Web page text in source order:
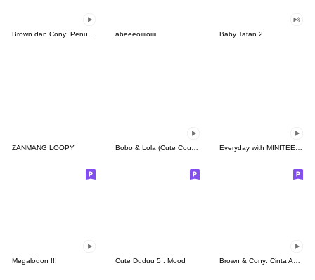
Brown dan Cony: Penuh Kasih abeeeoiiiioiiii Baby Tatan 2
ZANMANG LOOPY
Megalodon !!! Cute Duduu 5 : Mood